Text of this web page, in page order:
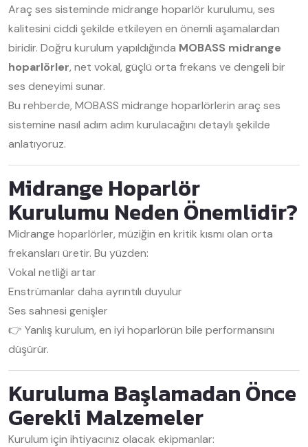
Araç ses sisteminde midrange hoparlör kurulumu, ses
kalitesini ciddi şekilde etkileyen en önemli aşamalardan
biridir. Doğru kurulum yapıldığında MOBASS midrange
hoparlörler, net vokal, güçlü orta frekans ve dengeli bir
ses deneyimi sunar.
Bu rehberde, MOBASS midrange hoparlörlerin araç ses
sistemine nasıl adım adım kurulacağını detaylı şekilde
anlatıyoruz.
Midrange Hoparlör
Kurulumu Neden Önemlidir?
Midrange hoparlörler, müziğin en kritik kısmı olan orta
frekansları üretir. Bu yüzden:
Vokal netliği artar
Enstrümanlar daha ayrıntılı duyulur
Ses sahnesi genişler
👉 Yanlış kurulum, en iyi hoparlörün bile performansını
düşürür.
Kuruluma Başlamadan Önce
Gerekli Malzemeler
Kurulum için ihtiyacınız olacak ekipmanlar: